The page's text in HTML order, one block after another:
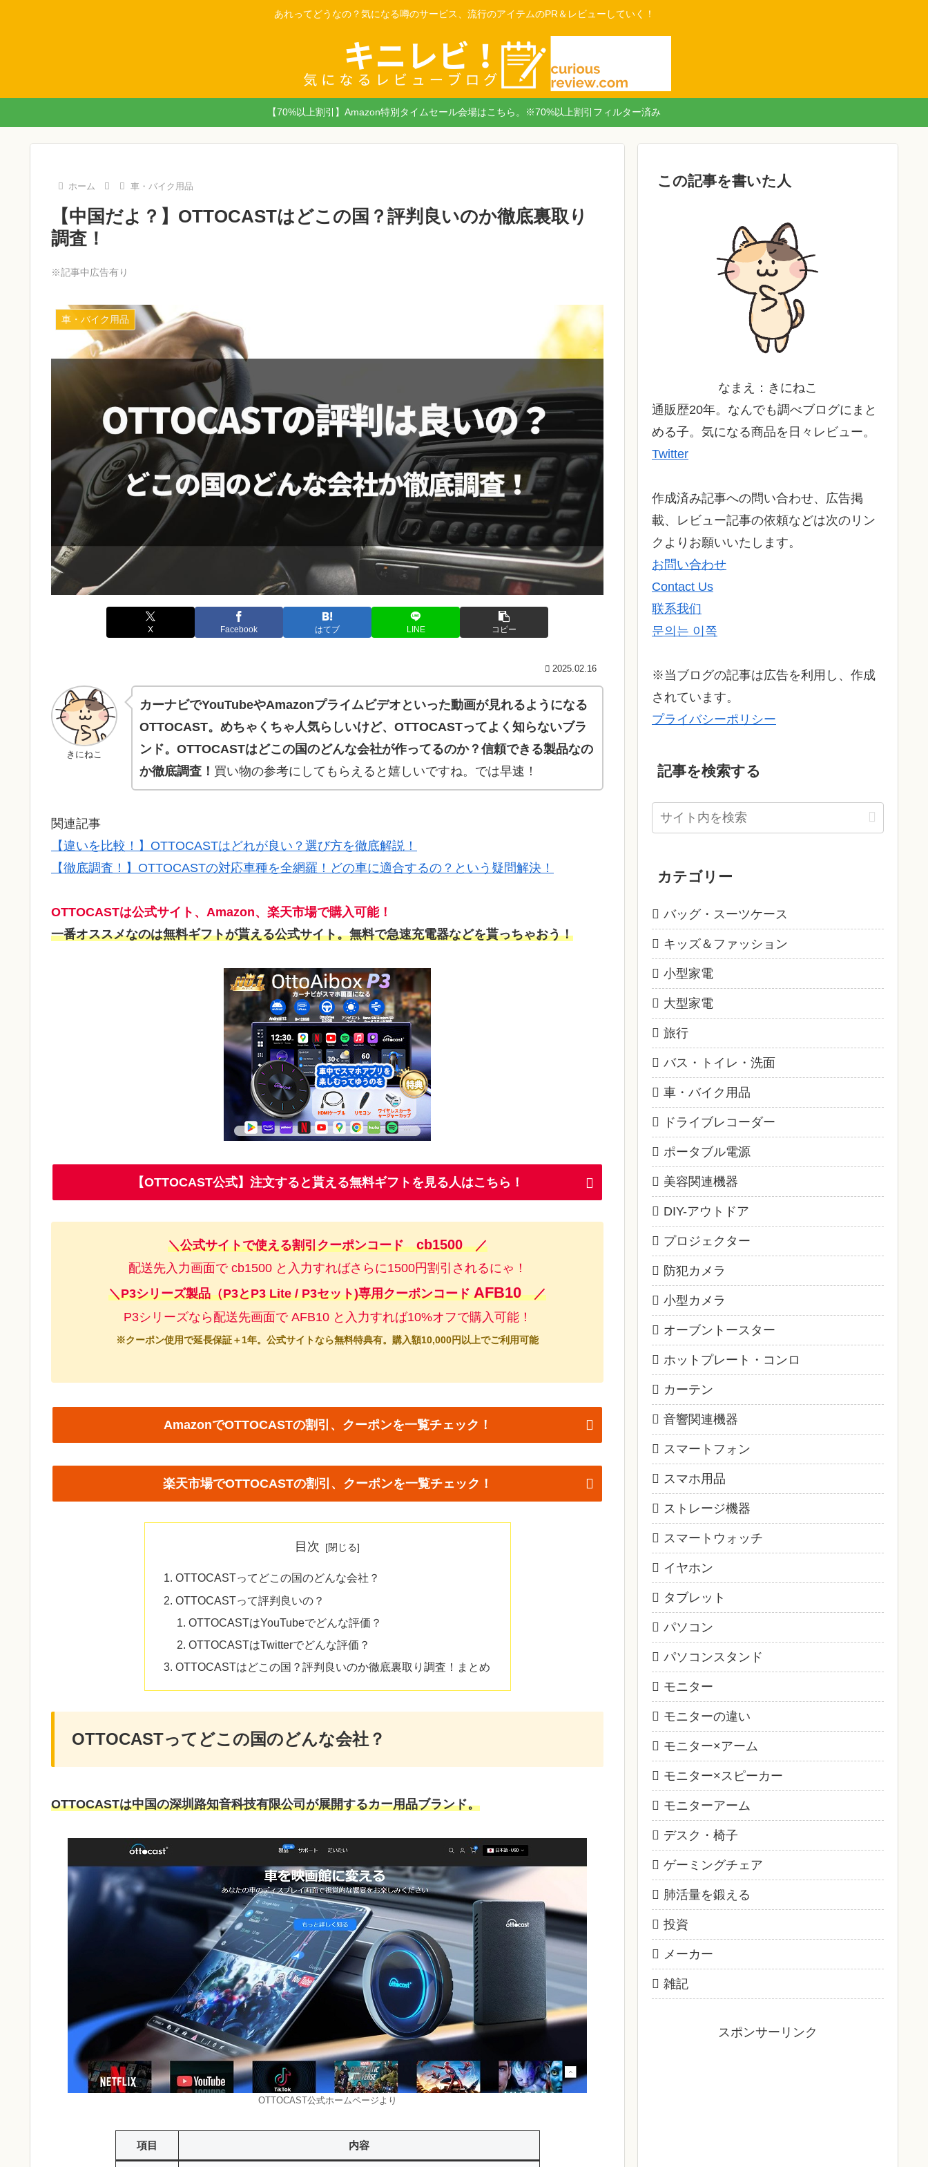
あれってどうなの？気になる噂のサービス、流行のアイテムのPR＆レビューしていく！
【70%以上割引】Amazon特別タイムセール会場はこちら。※70%以上割引フィルター済み
ホーム 車・バイク用品
【中国だよ？】OTTOCASTはどこの国？評判良いのか徹底裏取り
調査！
※記事中広告有り
車・バイク用品
X Facebook はてブ LINE コピー
2025.02.16
きにねこ
カーナビでYouTubeやAmazonプライムビデオといった動画が見れるようになる
OTTOCAST。めちゃくちゃ人気らしいけど、 OTTOCASTってよく知らないブラ
ンド。 OTTOCASTはどこの国のどんな会社が作ってるのか？ 信頼できる製品なの
か徹底調査！ 買い物の参考にしてもらえると嬉しいですね。では早速！
関連記事
【違いを比較！】OTTOCASTはどれが良い？選び方を徹底解説！
【徹底調査！】OTTOCASTの対応車種を全網羅！どの車に適合するの？という疑問解決！
OTTOCASTは公式サイト、Amazon、楽天市場で購入可能！
一番オススメなのは無料ギフトが貰える公式サイト。無料で急速充電器などを貰っちゃおう！
【OTTOCAST公式】注文すると貰える無料ギフトを見る人はこちら！
＼公式サイトで使える割引クーポンコードcb1500／
配送先入力画面で cb1500 と入力すればさらに1500円割引されるにゃ！
＼P3シリーズ製品（P3とP3 Lite / P3セット)専用クーポンコードAFB10／
P3シリーズなら配送先画面で AFB10 と入力すれば10%オフで購入可能！
※クーポン使用で延長保証＋1年。公式サイトなら無料特典有。購入額10,000円以上でご利用可能
AmazonでOTTOCASTの割引、クーポンを一覧チェック！
楽天市場でOTTOCASTの割引、クーポンを一覧チェック！
目次
OTTOCASTってどこの国のどんな会社？
OTTOCASTって評判良いの？
OTTOCASTはYouTubeでどんな評価？
OTTOCASTはTwitterでどんな評価？
OTTOCASTはどこの国？評判良いのか徹底裏取り調査！まとめ
OTTOCASTってどこの国のどんな会社？
OTTOCASTは中国の深圳路知音科技有限公司が展開するカー用品ブランド。
OTTOCAST公式ホームページより
項目 内容
この記事を書いた人
なまえ：きにねこ
通販歴20年。なんでも調べブログにまと
める子。気になる商品を日々レビュー。
Twitter
作成済み記事への問い合わせ、広告掲
載、レビュー記事の依頼などは次のリン
クよりお願いいたします。
お問い合わせ
Contact Us
联系我们
문의는 이쪽
※当ブログの記事は広告を利用し、作成
されています。
プライバシーポリシー
記事を検索する
カテゴリー
バッグ・スーツケース
キッズ＆ファッション
小型家電
大型家電
旅行
バス・トイレ・洗面
車・バイク用品
ドライブレコーダー
ポータブル電源
美容関連機器
DIY-アウトドア
プロジェクター
防犯カメラ
小型カメラ
オーブントースター
ホットプレート・コンロ
カーテン
音響関連機器
スマートフォン
スマホ用品
ストレージ機器
スマートウォッチ
イヤホン
タブレット
パソコン
パソコンスタンド
モニター
モニターの違い
モニター×アーム
モニター×スピーカー
モニターアーム
デスク・椅子
ゲーミングチェア
肺活量を鍛える
投資
メーカー
雑記
スポンサーリンク